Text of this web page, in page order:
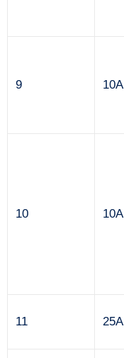
9 10А
10 10А
11 25А